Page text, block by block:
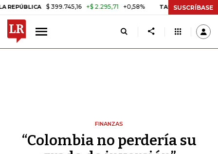
$ 399.745,16 +$ 2.295,71 +0,58% TASA DE USURA CRÉDITO
SUSCRÍBASE
FINANZAS
“Colombia no perdería su